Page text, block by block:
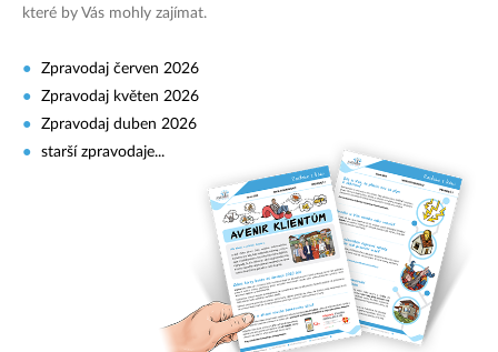
které by Vás mohly zajímat.
Zpravodaj červen 2026
Zpravodaj květen 2026
Zpravodaj duben 2026
starší zpravodaje...